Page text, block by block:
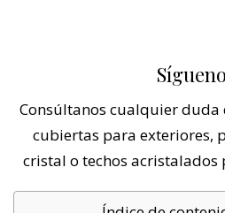
Consúltanos cualquier duda
cubiertas para exteriores,
cristal o techos acristalados